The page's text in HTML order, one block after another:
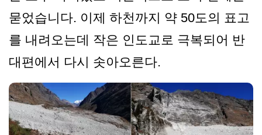
묻었습니다. 이제 하천까지 약 50도의 표고
를 내려오는데 작은 인도교로 극복되어 반
대편에서 다시 솟아오른다.